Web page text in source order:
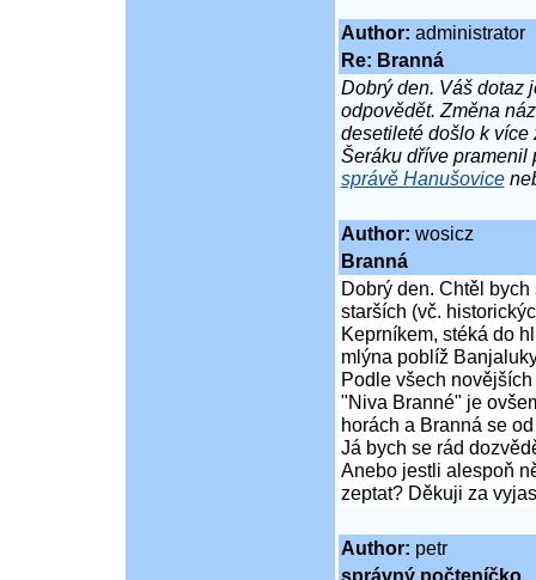
Author: administrator
Re: Branná
Dobrý den. Váš dotaz
odpovědět. Změna
desetileté došlo k více
Šeráku dříve pramenil
správě Hanušovice
Author: wosicz
Branná
Dobrý den. Chtěl
starších (vč.
Keprníkem, stéká do
mlýna poblíž
Podle všech
"Niva Branné" je
horách a Branná se
Já bych se rád
Anebo jestli alespoň
zeptat? Děkuji za
Author: petr
správný počteníčko